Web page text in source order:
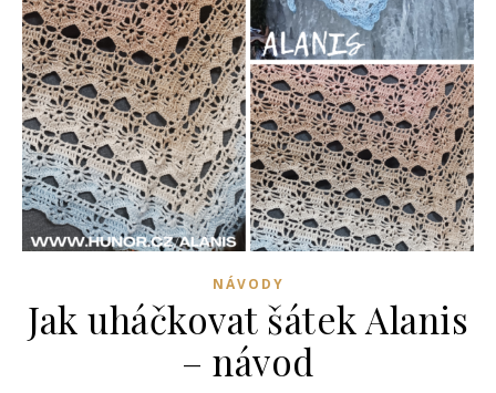
NÁVODY
Jak uháčkovat šátek Alanis
– návod